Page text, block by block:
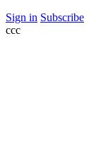
Sign in Subscribe
ссс